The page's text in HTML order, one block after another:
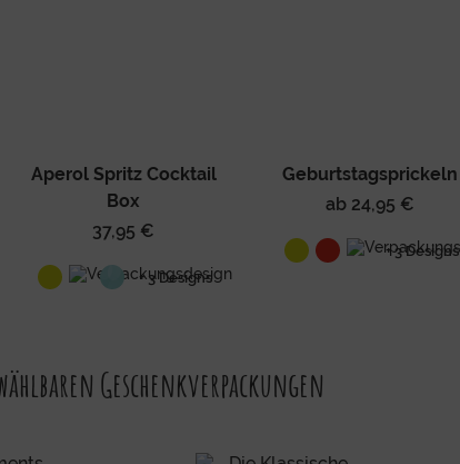
Aperol Spritz Cocktail
Box
37,95 €
+ 3 Designs
Geburtstagsprickeln
ab 24,95 €
+ 3 Designs
Geschenkverpackungen